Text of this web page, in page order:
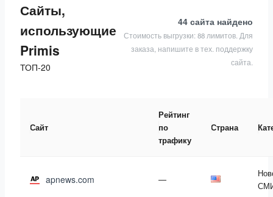
Сайты,
использующие
Primis
ТОП-20
44 сайта найдено
Стоимость выгрузки: 88 лимитов. Для
заказа, напишите в тех. поддержку
сайта.
Сайт
Рейтинг
по
трафику
Страна
apnews.com —